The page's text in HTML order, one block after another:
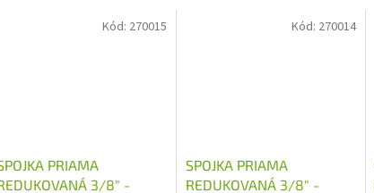
PRIAMA
3/8" -
Kód: 270015
SPOJKA PRIAMA
REDUKOVANÁ 3/8" -
Kód: 270014